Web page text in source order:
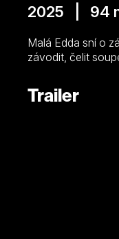
2025 | 94
Malá Edda sní o
závodit, čelit
Trailer